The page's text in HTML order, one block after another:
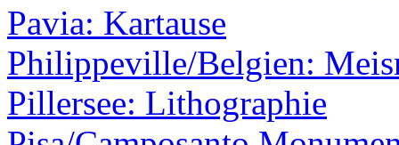
Pavia: Kartause
Philippeville/Belgien:
Pillersee: Lithographie